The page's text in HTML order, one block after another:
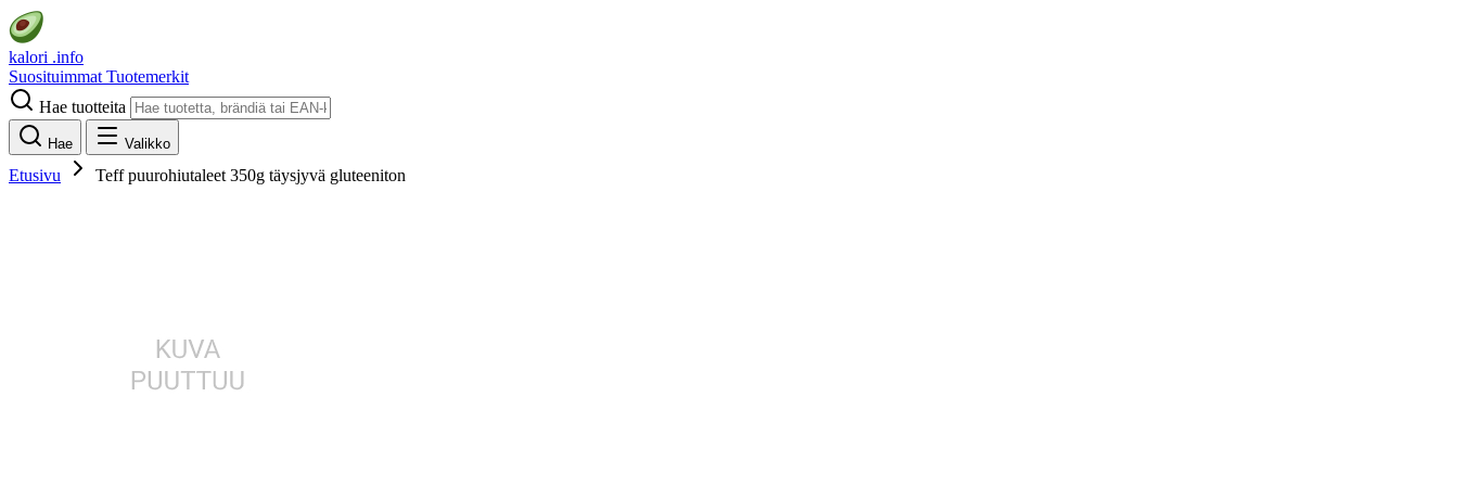
kalori .info
Suosituimmat Tuotemerkit
Hae tuotteita
Hae Valikko
Etusivu Teff puurohiutaleet 350g täysjyvä gluteeniton